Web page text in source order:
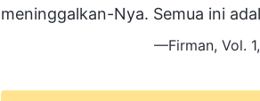
meninggalkan-Nya. Semua ini
—Firman, Vol.